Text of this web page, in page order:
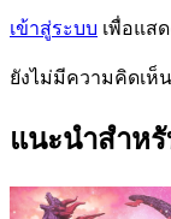
เข้าสู่ระบบ เพื่อแส
ยังไม่มีความคิดเห็
แนะนำสำห